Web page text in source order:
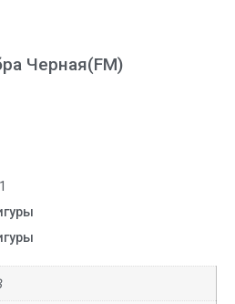
Черная(FM)